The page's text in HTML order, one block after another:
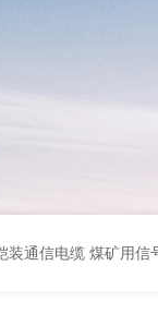
电缆 煤矿用通信电缆 矿用阻燃通信电缆 矿用监控电缆 矿用通信电缆 橡套软电缆